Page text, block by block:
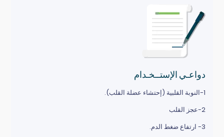
دواعـي الإستــخـدام
1-النوبة القلبية (إحتشاء عضلة القلب).
2-عجز القلب
3- ارتفاع ضغط الدم.